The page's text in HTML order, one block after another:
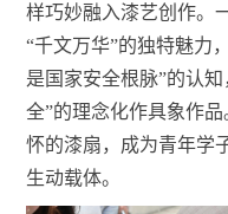
样巧妙融入漆艺创作。
“千文万华”的独特魅力
是国家安全根脉”的认
全”的理念化作具象作
怀的漆扇，成为青年学
生动载体。